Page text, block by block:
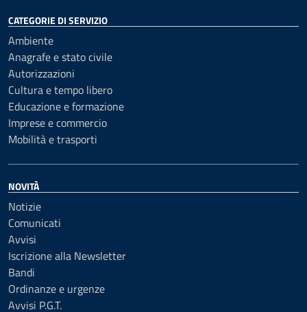
CATEGORIE DI SERVIZIO
Ambiente
Anagrafe e stato civile
Autorizzazioni
Cultura e tempo libero
Educazione e formazione
Imprese e commercio
Mobilità e trasporti
NOVITÀ
Notizie
Comunicati
Avvisi
Iscrizione alla Newsletter
Bandi
Ordinanze e urgenze
Avvisi P.G.T.